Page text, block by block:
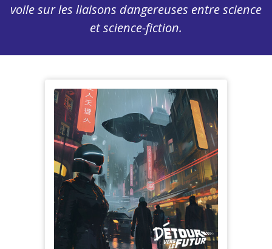
voile sur les liaisons dangereuses entre science
et science-fiction.